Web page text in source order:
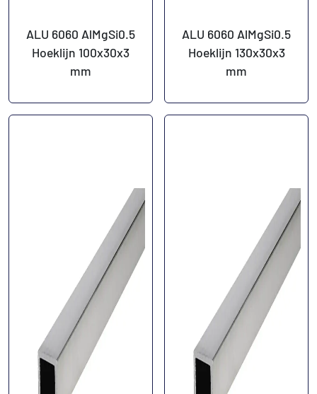
ALU 6060 AlMgSi0.5
Hoeklijn 100x30x3
mm
ALU 6060 AlMgSi0.5
Hoeklijn 130x30x3
mm